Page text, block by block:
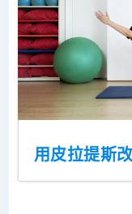
用皮拉提斯